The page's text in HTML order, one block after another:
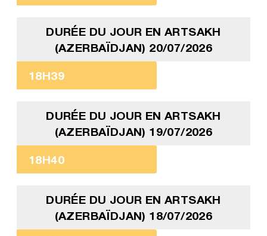
DURÉE DU JOUR EN ARTSAKH
(AZERBAÏDJAN) 20/07/2026
18H39
DURÉE DU JOUR EN ARTSAKH
(AZERBAÏDJAN) 19/07/2026
18H40
DURÉE DU JOUR EN ARTSAKH
(AZERBAÏDJAN) 18/07/2026